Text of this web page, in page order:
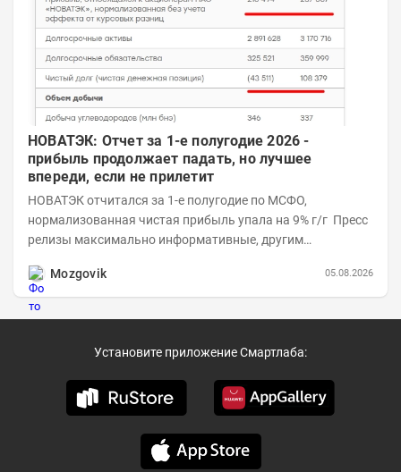
НОВАТЭК: Отчет за 1-е полугодие 2026 -
прибыль продолжает падать, но лучшее
впереди, если не прилетит
НОВАТЭК отчитался за 1-е полугодие по МСФО,
нормализованная чистая прибыль упала на 9% г/г Пресс
релизы максимально информативные, другим
Mozgovik
05.08.2026
Установите приложение Смартлаба: